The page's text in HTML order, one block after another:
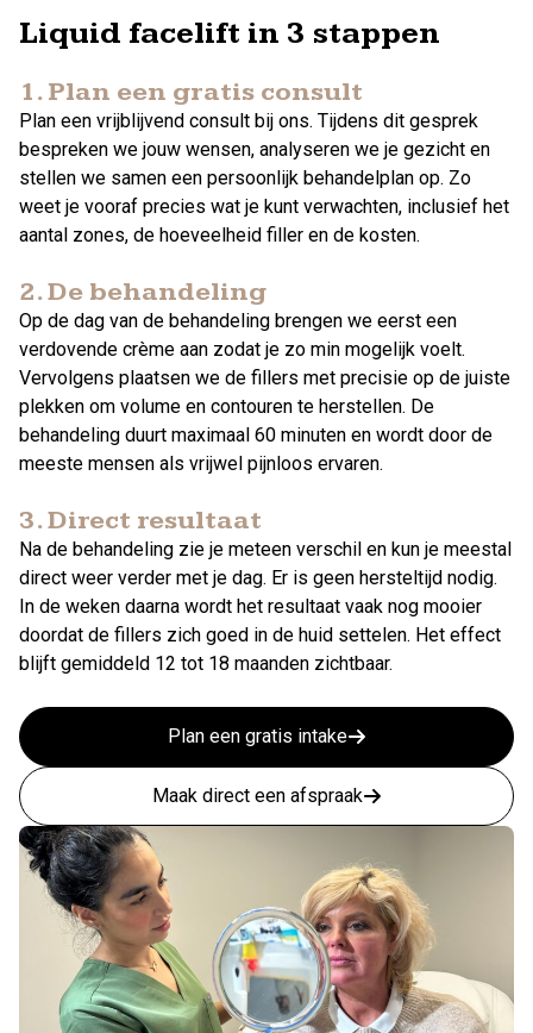
Liquid facelift in 3 stappen
1. Plan een gratis consult
Plan een vrijblijvend consult bij ons. Tijdens dit gesprek
bespreken we jouw wensen, analyseren we je gezicht en
stellen we samen een persoonlijk behandelplan op. Zo
weet je vooraf precies wat je kunt verwachten, inclusief het
aantal zones, de hoeveelheid filler en de kosten.
2. De behandeling
Op de dag van de behandeling brengen we eerst een
verdovende crème aan zodat je zo min mogelijk voelt.
Vervolgens plaatsen we de fillers met precisie op de juiste
plekken om volume en contouren te herstellen. De
behandeling duurt maximaal 60 minuten en wordt door de
meeste mensen als vrijwel pijnloos ervaren.
3. Direct resultaat
Na de behandeling zie je meteen verschil en kun je meestal
direct weer verder met je dag. Er is geen hersteltijd nodig.
In de weken daarna wordt het resultaat vaak nog mooier
doordat de fillers zich goed in de huid settelen. Het effect
blijft gemiddeld 12 tot 18 maanden zichtbaar.
Plan een gratis intake
Maak direct een afspraak